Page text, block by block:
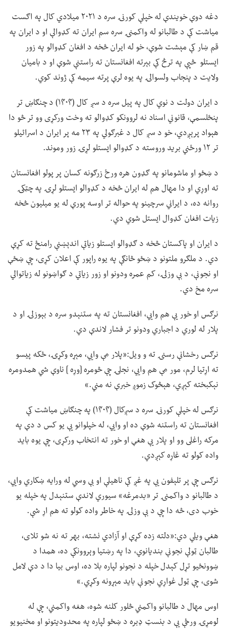
دغه دوې خویندې له خپلې کورنۍ سره د ۲۰۲۱ میلادي کال په اګست
میاشت کې د طالبانو له واکمنۍ سره سم ایران ته کډوالې او د ایران په
قم ښار کې مېشت شوې، خو له ایران څخه د افغان کډوالو په زور
ایستلو څپې په ترڅ کې بېرته افغانستان ته راستنې شوې او د بامیان
ولایت د پنجاب ولسوالۍ په یوه لرې پرته سیمه کې ژوند کوي.
د ایران دولت د نوي کال په پیل سره د سږ کال (۱۴۰۴) د چنګاښ تر
پنځلسمې، قانوني اسناد نه لروونکو کډوالو ته وخت ورکړی وو تر څو دا
هېواد پرېږدي، خو د سږ کال د غبرګولي په ۲۳ مه پر ایران د اسرائیلو
تر ۱۲ ورځني برید وروسته د کډوالو ایستلو لړۍ زور وموند.
د ښځو او ماشومانو په ګډون هره ورځ زرګونه کسان پر پولو افغانستان
ته اوړي او دا مهال هم له ایران څخه د کډوالو ایستلو لړۍ په چټکۍ
روانه ده، د ایراني سرچینو په حواله تر اوسه پورې له یو میلیون څخه
زیات افغان کډوال ایستل شوي دي.
د ایران او پاکستان څخه د ګډوالو ایستلو زیاتې اندېښنې رامنځ ته کړې
دي. د ملګرو ملتونو د ښځو څانګې په یوه راپور کې اعلان کړی، چې ښځې
او نجونې، د بې وزلۍ، کم عمره ودونو او زور زیاتي د ګواښونو له زیاتوالي
سره مخ دي.
نرګس او خور یې هم وايي، افغانستان ته په ستنېدو سره د بېوزلۍ او د
پلار له لوري د اجباري ودونو تر فشار لاندې دي.
نرګس رخشانې رسنۍ ته و ویل:«پلار مې وايي، مېړه وکړۍ، ځکه پیسو
ته اړتیا لرم، مور مې هم وايي، نجلۍ چې څومره [وړه ] ناوې شي همدومره
نېکبخته کېږي، هېڅوک زموږ خبرې نه مني.»
نرګس له خپلې کورنۍ سره د سږکال (۱۴۰۴) په چنګاښ میاشت کې
افغانستان ته راستنه شوې ده او وايي، له خپلوانو یې یو کس د دې په
مرکه راغلی وو او پلار یې هغې او خور ته انتخاب ورکړی، چې یوه باید
واده کولو ته غاړه کېږدي.
نرګس چې پر تلېفون یې په غږ کې ناهیلې او بې وسي له ورایه ښکاري وايي،
د طالبانو د واکمنۍ تر «بدمرغه» سیوري لاندې ستنېدل په خپله یو
خوب دی، څه دا چې د بې وزلۍ په خاطر واده کولو ته هم اړ شې.
هغې ویلي دي:«دلته زده کړې او آزادي نشته، بهر ته نه شو تلای،
طالبان ټولې نجونې بندیانوي، دا په رښتیا وېروونکې ده، همدا د
ښوونځیو تړل کېدل خپله د نجونو لپاره بلا ده، اوس بیا دا د دې لامل
شوی، چې ټول غواړي نجونې باید مېړونه وکړي.»
اوس مهال د طالبانو واکمني څلور کلنه شوه، هغه واکمني، چې له
لومړۍ ورځې یې د بنسټ ډبره د ښځو لپاره په محدودیتونو او مخنیویو